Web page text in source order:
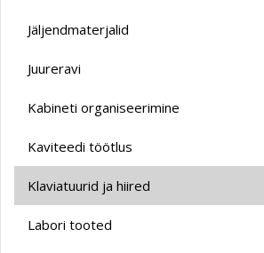
Jäljendmaterjalid
Juureravi
Kabineti organiseerimine
Kaviteedi töötlus
Klaviatuurid ja hiired
Labori tooted